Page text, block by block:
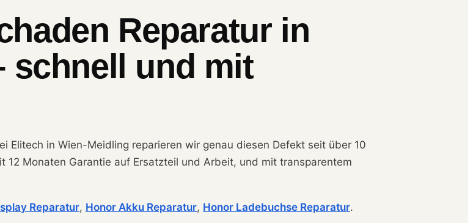
Reparatur in
schnell und mit
Elitech in Wien-Meidling reparieren wir genau diesen Defekt seit über 10
12 Monaten Garantie auf Ersatzteil und Arbeit, und mit transparentem
Reparatur, Honor Akku Reparatur, Honor Ladebuchse Reparatur.